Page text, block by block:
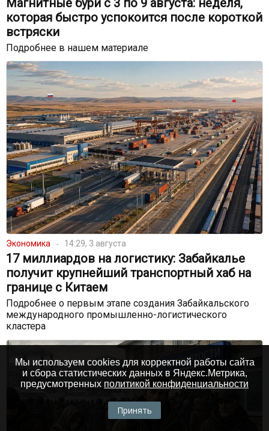
которая быстро успокоится после короткой
встряски
Подробнее в нашем материале
Экономика 14:29, 3 августа
17 миллиардов на логистику: Забайкалье
получит крупнейший транспортный хаб на
границе с Китаем
Подробнее о первым этапе создания Забайкальского
международного промышленно-логистического
кластера
Мы используем cookies для корректной работы сайта
и сбора статистических данных в Яндекс.Метрика,
предусмотренных политикой конфиденциальности
Принять